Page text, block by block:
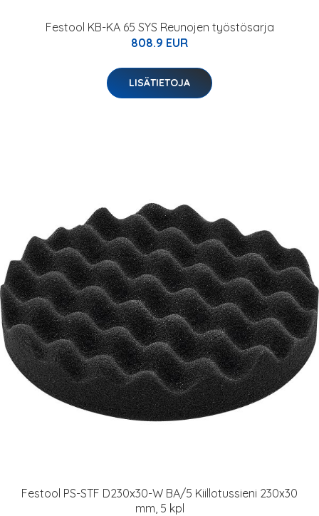
Festool KB-KA 65 SYS Reunojen työstösarja
808.9 EUR
LISÄTIETOJA
Festool PS-STF D230x30-W BA/5 Kiillotussieni 230x30
mm, 5 kpl